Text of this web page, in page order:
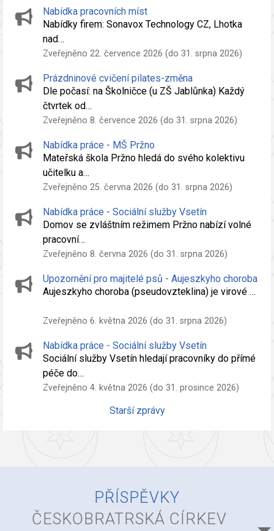
Nabídka pracovních míst
Nabídky firem: Sonavox Technology CZ, Lhotka
nad…
Zveřejněno 22. července 2026 (do 31. srpna 2026)
Prázdninové cvičení pilates-změna
Dle počasí: na Školničce (u ZŠ Jablůnka) Každý
čtvrtek od…
Zveřejněno 8. července 2026 (do 31. srpna 2026)
Nabídka práce - MŠ Pržno
Mateřská škola Pržno hledá do svého kolektivu
učitelku a…
Zveřejněno 25. června 2026 (do 31. srpna 2026)
Nabídka práce - Sociální služby Vsetín
Domov se zvláštním režimem Pržno nabízí volné
pracovní…
Zveřejněno 8. června 2026 (do 31. srpna 2026)
Upozornění pro majitelé psů - Aujeszkyho choroba
Aujeszkyho choroba (pseudovzteklina) je virové …
Zveřejněno 6. května 2026 (do 31. srpna 2026)
Nabídka práce - Sociální služby Vsetín
Sociální služby Vsetín hledají pracovníky do přímé
péče do…
Zveřejněno 4. května 2026 (do 31. prosince 2026)
Starší zprávy
PŘÍSPĚVKY
ČESKOBRATRSKÁ CÍRKEV